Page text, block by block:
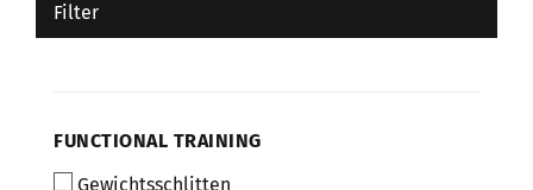
Filter
FUNCTIONAL
FUNCTIONAL TRAINING
Gewichtsschlitten